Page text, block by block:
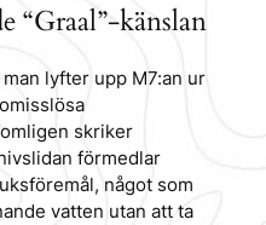
“Graal”-känslan
lyfter upp M7:an ur
skriker
förmedlar
något som
vatten utan att ta